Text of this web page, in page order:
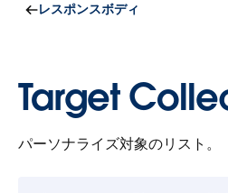
レスポンスボディ
Target
パーソナライズ対象のリスト。